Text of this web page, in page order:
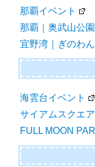
那覇イベント
那覇｜奥武山公
宜野湾｜ぎのわ
海雲台イベント
サイアムスクエ
FULL MOON